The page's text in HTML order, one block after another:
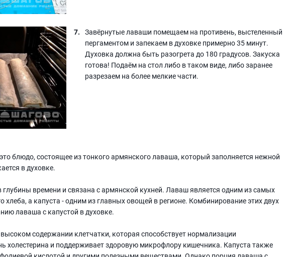
Завёрнутые лаваши помещаем на противень, выстеленный
пергаментом и запекаем в духовке примерно 35 минут.
Духовка должна быть разогрета до 180 градусов. Закуска
готова! Подаём на стол либо в таком виде, либо заранее
разрезаем на более мелкие части.
блюдо, состоящее из тонкого армянского лаваша, который заполняется нежной
в духовке.
глубины времени и связана с армянской кухней. Лаваш является одним из самых
хлеба, а капуста - одним из главных овощей в регионе. Комбинирование этих двух
лаваша с капустой в духовке.
содержании клетчатки, которая способствует нормализации
холестерина и поддерживает здоровую микрофлору кишечника. Капуста также